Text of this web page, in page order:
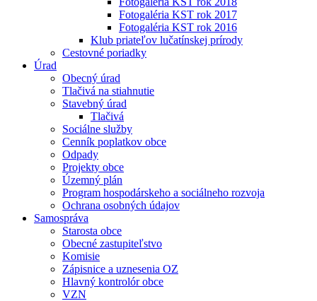
Fotogaléria KST rok 2017
Fotogaléria KST rok 2016
Klub priateľov lučatínskej prírody
Cestovné poriadky
Úrad
Obecný úrad
Tlačivá na stiahnutie
Stavebný úrad
Tlačivá
Sociálne služby
Cenník poplatkov obce
Odpady
Projekty obce
Územný plán
Program hospodárskeho a sociálneho rozvoja
Ochrana osobných údajov
Samospráva
Starosta obce
Obecné zastupiteľstvo
Komisie
Zápisnice a uznesenia OZ
Hlavný kontrolór obce
VZN